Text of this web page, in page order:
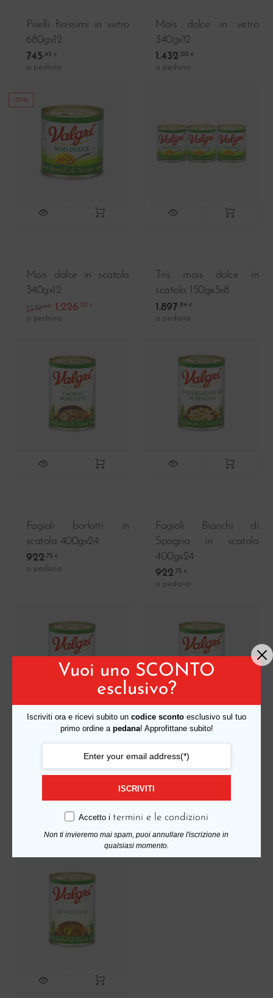
Piselli finissimi in vetro
680gx12
745 ,43 €
a pedana
Mais dolce in vetro
340gx12
1.432 ,00 €
a pedana
-20%
Mais dolce in scatola
340gx12
1.532,74€ Il prezzo originale era: 1.532,74 €.
1.226,20 € Il prezzo attuale è: 1.226,20 €.
a pedana
Tris mais dolce in
scatola 150gx3x8
1.897,84 €
a pedana
Fagioli borlotti in
scatola 400gx24
922 ,75 €
a pedana
Fagioli Bianchi di
Spagna in scatola
400gx24
922 ,75 €
a pedana
Ceci in scatola
a pedana
922 ,75
a pedana
Vuoi uno SCONTO
esclusivo?
Iscriviti ora e ricevi subito un codice sconto esclusivo sul tuo
primo ordine a pedana! Approfittane subito!
ISCRIVITI
Accetto i termini e le condizioni
Non ti invieremo mai spam, puoi annullare l'iscrizione in
qualsiasi momento.